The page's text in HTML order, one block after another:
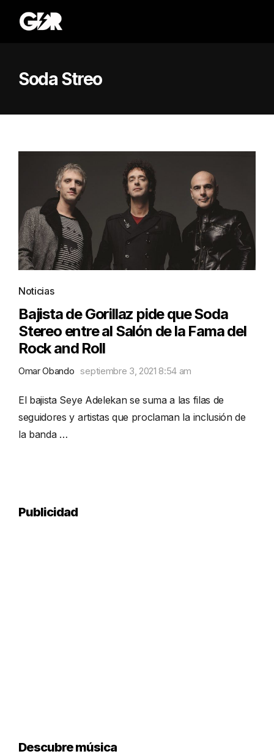
Soda Streo
Noticias
Bajista de Gorillaz pide que Soda
Stereo entre al Salón de la Fama del
Rock and Roll
Omar Obando septiembre 3, 2021 8:54 am
El bajista Seye Adelekan se suma a las filas de
seguidores y artistas que proclaman la inclusión de
la banda …
Publicidad
Descubre música